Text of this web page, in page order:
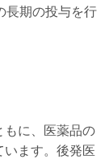
長期の投与を行
もに、医薬品の
ます。後発医